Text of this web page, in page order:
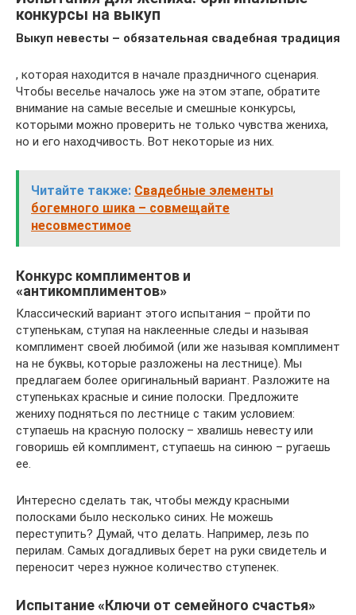
конкурсы на выкуп
Выкуп невесты – обязательная свадебная традиция
, которая находится в начале праздничного сценария.
Чтобы веселье началось уже на этом этапе, обратите
внимание на самые веселые и смешные конкурсы,
которыми можно проверить не только чувства жениха,
но и его находчивость. Вот некоторые из них.
Читайте также: Свадебные элементы
богемного шика – совмещайте
несовместимое
Конкурс комплиментов и
«антикомплиментов»
Классический вариант этого испытания – пройти по
ступенькам, ступая на наклеенные следы и называя
комплимент своей любимой (или же называя комплимент
на не буквы, которые разложены на лестнице). Мы
предлагаем более оригинальный вариант. Разложите на
ступеньках красные и синие полоски. Предложите
жениху подняться по лестнице с таким условием:
ступаешь на красную полоску – хвалишь невесту или
говоришь ей комплимент, ступаешь на синюю – ругаешь
ее.
Интересно сделать так, чтобы между красными
полосками было несколько синих. Не можешь
переступить? Думай, что делать. Например, лезь по
перилам. Самых догадливых берет на руки свидетель и
переносит через нужное количество ступенек.
Испытание «Ключи от семейного счастья»